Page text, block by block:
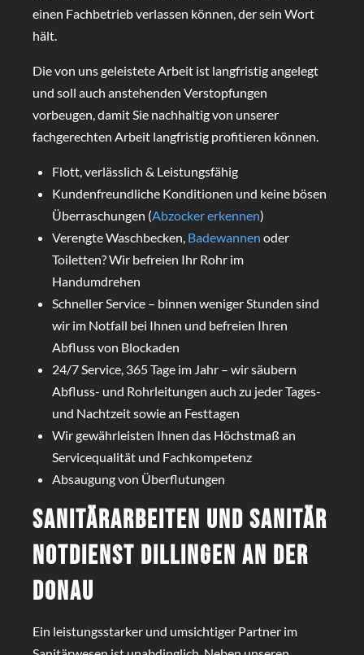
einen Fachbetrieb verlassen können, der sein Wort
hält.
Die von uns geleistete Arbeit ist langfristig angelegt
und soll auch anstehenden Verstopfungen
vorbeugen, damit Sie nachhaltig von unserer
fachgerechten Arbeit langfristig profitieren können.
Flott, verlässlich & Leistungsfähig
Kundenfreundliche Konditionen und keine bösen
Überraschungen (Abzocker erkennen)
Verengte Waschbecken, Badewannen oder
Toiletten? Wir befreien Ihr Rohr im
Handumdrehen
Schneller Service – binnen weniger Stunden sind
wir im Notfall bei Ihnen und befreien Ihren
Abfluss von Blockaden
24/7 Service, 365 Tage im Jahr – wir säubern
Abfluss- und Rohrleitungen auch zu jeder Tages-
und Nachtzeit sowie an Festtagen
Wir gewährleisten Ihnen das Höchstmaß an
Servicequalität und Fachkompetenz
Absaugung von Überflutungen
Sanitärarbeiten und Sanitär
Notdienst Dillingen an der
Donau
Ein leistungsstarker und umsichtiger Partner im